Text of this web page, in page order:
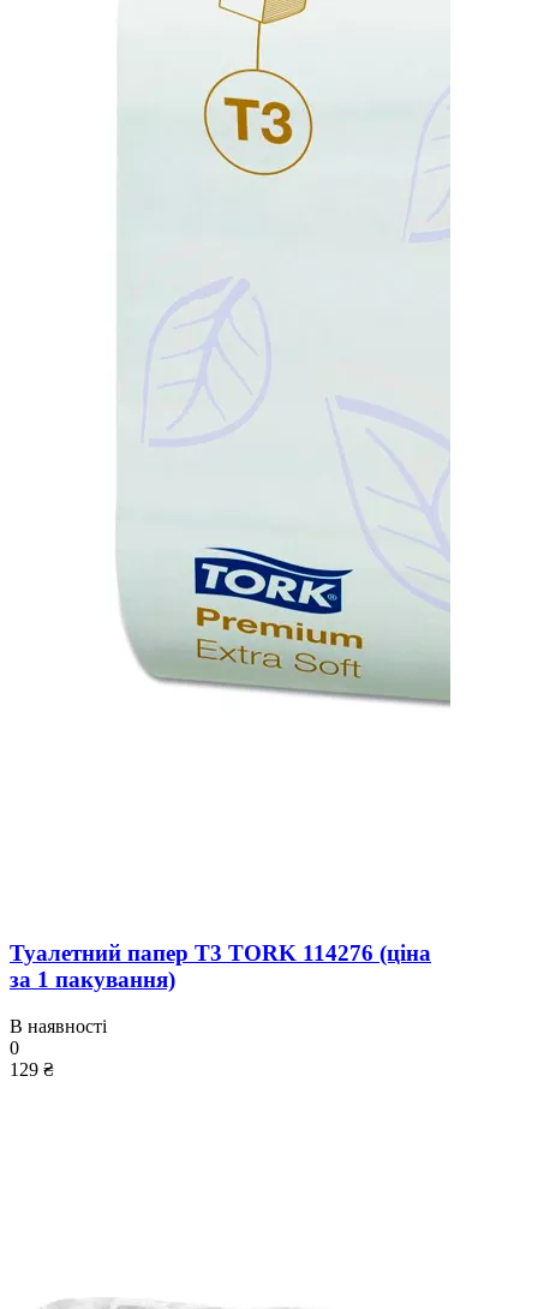
Туалетний папер T3 TORK 114276 (ціна
за 1 пакування)
В наявності
0
129 ₴